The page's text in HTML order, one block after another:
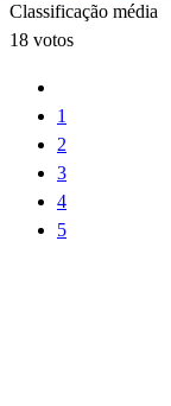
Classificação média
18 votos
1
2
3
4
5